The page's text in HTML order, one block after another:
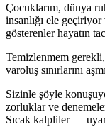
Çocuklarım, dünya
insanlığı ele
gösterenler hayatın
Temizlenmem
varoluş sınırlarını
Sizinle şöyle
zorluklar ve
Sıcak kalpliler —